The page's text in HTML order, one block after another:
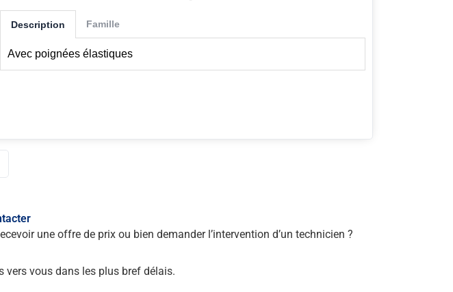
Description
Avec poignées élastiques
Famille
une offre de prix ou bien demander l’intervention d’un technicien ?
vers vous dans les plus bref délais.